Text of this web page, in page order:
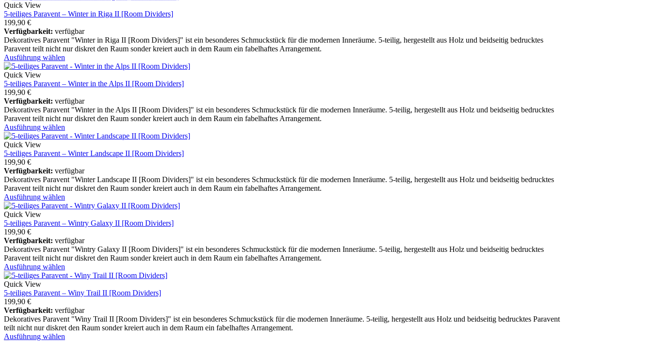
Quick View
5-teiliges Paravent – Winter in Riga II [Room Dividers]
199,90 €
Verfügbarkeit: verfügbar
Dekoratives Paravent "Winter in Riga II [Room Dividers]" ist ein besonderes Schmuckstück für die modernen Inneräume. 5-teilig, hergestellt aus Holz und beidseitig bedrucktes
Paravent teilt nicht nur diskret den Raum sonder kreiert auch in dem Raum ein fabelhaftes Arrangement.
Ausführung wählen
Quick View
5-teiliges Paravent – Winter in the Alps II [Room Dividers]
199,90 €
Verfügbarkeit: verfügbar
Dekoratives Paravent "Winter in the Alps II [Room Dividers]" ist ein besonderes Schmuckstück für die modernen Inneräume. 5-teilig, hergestellt aus Holz und beidseitig bedrucktes
Paravent teilt nicht nur diskret den Raum sonder kreiert auch in dem Raum ein fabelhaftes Arrangement.
Ausführung wählen
Quick View
5-teiliges Paravent – Winter Landscape II [Room Dividers]
199,90 €
Verfügbarkeit: verfügbar
Dekoratives Paravent "Winter Landscape II [Room Dividers]" ist ein besonderes Schmuckstück für die modernen Inneräume. 5-teilig, hergestellt aus Holz und beidseitig bedrucktes
Paravent teilt nicht nur diskret den Raum sonder kreiert auch in dem Raum ein fabelhaftes Arrangement.
Ausführung wählen
Quick View
5-teiliges Paravent – Wintry Galaxy II [Room Dividers]
199,90 €
Verfügbarkeit: verfügbar
Dekoratives Paravent "Wintry Galaxy II [Room Dividers]" ist ein besonderes Schmuckstück für die modernen Inneräume. 5-teilig, hergestellt aus Holz und beidseitig bedrucktes
Paravent teilt nicht nur diskret den Raum sonder kreiert auch in dem Raum ein fabelhaftes Arrangement.
Ausführung wählen
Quick View
5-teiliges Paravent – Winy Trail II [Room Dividers]
199,90 €
Verfügbarkeit: verfügbar
Dekoratives Paravent "Winy Trail II [Room Dividers]" ist ein besonderes Schmuckstück für die modernen Inneräume. 5-teilig, hergestellt aus Holz und beidseitig bedrucktes Paravent
teilt nicht nur diskret den Raum sonder kreiert auch in dem Raum ein fabelhaftes Arrangement.
Ausführung wählen